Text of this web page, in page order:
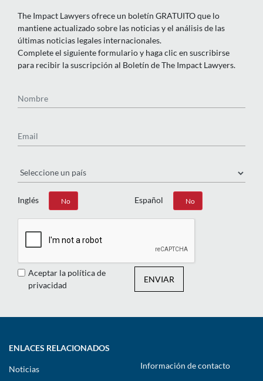
The Impact Lawyers ofrece un boletín GRATUITO que lo
mantiene actualizado sobre las noticias y el análisis de las
últimas noticias legales internacionales.
Complete el siguiente formulario y haga clic en suscribirse
para recibir la suscripción al Boletín de The Impact Lawyers.
Inglés
Sí No Español
Sí No
Aceptar la política de
privacidad
ENVIAR
ENLACES RELACIONADOS
Noticias Información de contacto